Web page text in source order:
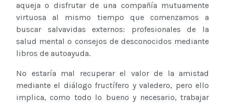
aqueja o disfrutar de una compañía mutuamente
virtuosa al mismo tiempo que comenzamos a
buscar salvavidas externos: profesionales de la
salud mental o consejos de desconocidos mediante
libros de autoayuda.
No estaría mal recuperar el valor de la amistad
mediante el diálogo fructífero y valedero, pero ello
implica, como todo lo bueno y necesario, trabajar